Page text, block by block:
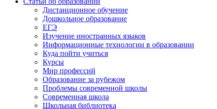
Дистанционное обучение
Дошкольное образование
ЕГЭ
Изучение иностранных языков
Информационные технологии в образовании
Куда пойти учиться
Курсы
Мир профессий
Образование за рубежом
Проблемы современной школы
Современная школа
Школьная библиотека